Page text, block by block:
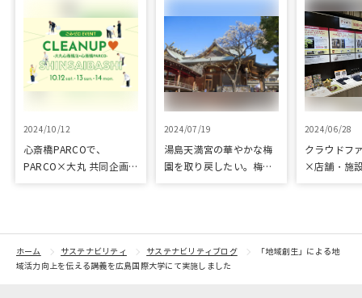
2024/10/12
心斎橋PARCOで、
PARCO×大丸 共同企画
開催！
2024/07/19
湯島天満宮の華やかな梅
園を取り戻したい。梅園
2024/06/28
クラウドフ
×店舗・施
トをピック
紹介
ホーム サステナビリティ サステナビリティブログ
「地域創生」による地
域活力向上を伝える講義を広島国際大学にて実施しました